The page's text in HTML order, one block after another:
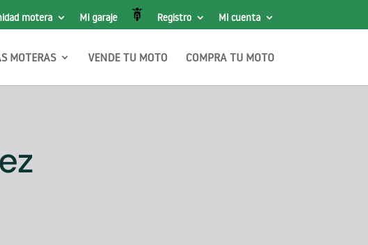
motera Mi garaje Registro Mi cuenta
MOTERAS VENDE TU MOTO COMPRA TU MOTO